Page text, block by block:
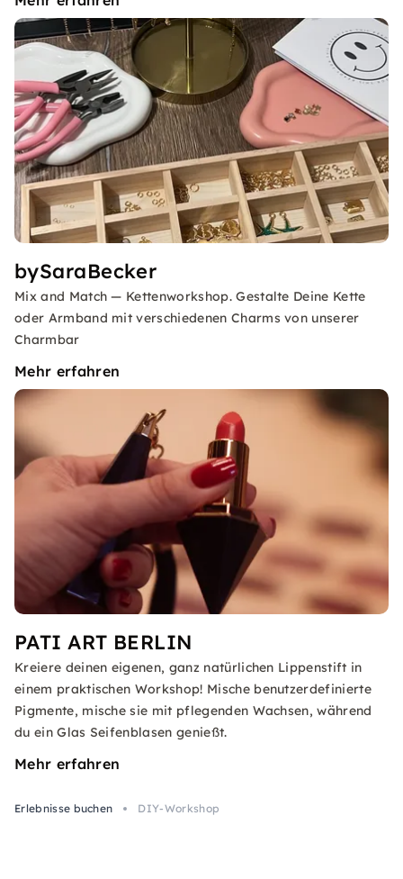
bySaraBecker
Mix and Match — Kettenworkshop. Gestalte Deine Kette
oder Armband mit verschiedenen Charms von unserer
Charmbar
Mehr erfahren
PATI ART BERLIN
Kreiere deinen eigenen, ganz natürlichen Lippenstift in
einem praktischen Workshop! Mische benutzerdefinierte
Pigmente, mische sie mit pflegenden Wachsen, während
du ein Glas Seifenblasen genießt.
Mehr erfahren
Erlebnisse buchen DIY-Workshop